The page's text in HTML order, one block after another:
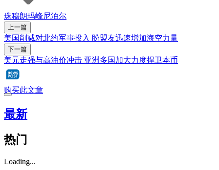
珠穆朗玛峰尼泊尔
上一篇
美国削减对北约军事投入 盼盟友迅速增加海空力量
下一篇
美元走强与高油价冲击 亚洲多国加大力度捍卫本币
购买此文章
最新
热门
Loading...